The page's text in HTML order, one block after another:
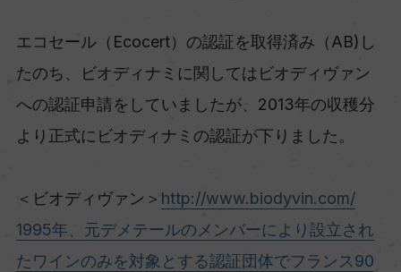
エコセール（Ecocert）の認証を取得済み（AB)し
たのち、ビオディナミに関してはビオディヴァン
への認証申請をしていましたが、2013年の収穫分
より正式にビオディナミの認証が下りました。
＜ビオディヴァン＞ http://www.biodyvin.com/
1995年、元デメテールのメンバーにより設立され
たワインのみを対象とする認証団体でフランス90